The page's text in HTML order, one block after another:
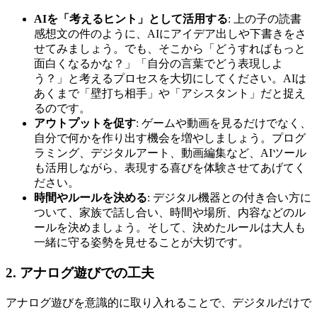
AIを「考えるヒント」として活用する: 上の子の読書
感想文の件のように、AIにアイデア出しや下書きをさ
せてみましょう。でも、そこから「どうすればもっと
面白くなるかな？」「自分の言葉でどう表現しよ
う？」と考えるプロセスを大切にしてください。AIは
あくまで「壁打ち相手」や「アシスタント」だと捉え
るのです。
アウトプットを促す: ゲームや動画を見るだけでなく、
自分で何かを作り出す機会を増やしましょう。プログ
ラミング、デジタルアート、動画編集など、AIツール
も活用しながら、表現する喜びを体験させてあげてく
ださい。
時間やルールを決める: デジタル機器との付き合い方に
ついて、家族で話し合い、時間や場所、内容などのル
ールを決めましょう。そして、決めたルールは大人も
一緒に守る姿勢を見せることが大切です。
2. アナログ遊びでの工夫
アナログ遊びを意識的に取り入れることで、デジタルだけで